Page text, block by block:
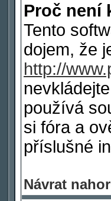
Proč není
Tento
dojem, že
http://
používá
si fóra a
příslušné
Návrat